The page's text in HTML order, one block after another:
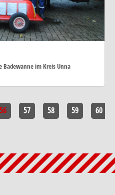
im Kreis Unna
56 57 58 59 60